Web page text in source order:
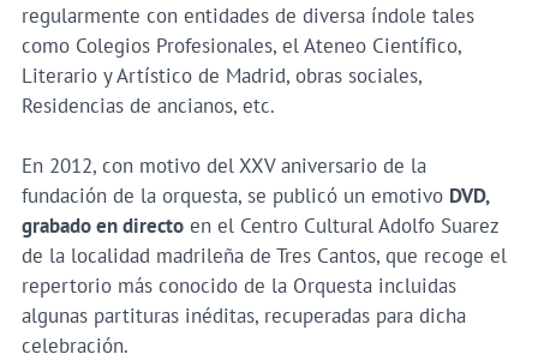
regularmente con entidades de diversa índole tales
como Colegios Profesionales, el Ateneo Científico,
Literario y Artístico de Madrid, obras sociales,
Residencias de ancianos, etc.
En 2012, con motivo del XXV aniversario de la
fundación de la orquesta, se publicó un emotivo DVD,
grabado en directoen el Centro Cultural Adolfo Suarez
de la localidad madrileña de Tres Cantos, que recoge el
repertorio más conocido de la Orquesta incluidas
algunas partituras inéditas, recuperadas para dicha
celebración.